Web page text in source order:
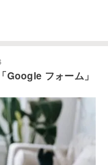
Google フォーム」